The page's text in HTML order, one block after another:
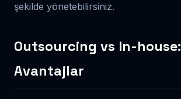
şekilde yönetebilirsiniz.
Outsourcing vs In-house:
Avantajlar